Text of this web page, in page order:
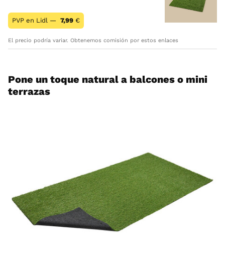
PVP en Lidl — 7,99 €
El precio podría variar. Obtenemos comisión por estos enlaces
Pone un toque natural a balcones o mini
terrazas